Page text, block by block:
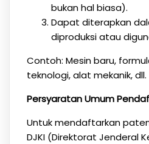
bukan hal biasa).
Dapat diterapkan
diproduksi atau
Contoh: Mesin baru,
teknologi, alat mekanik, dll.
Persyaratan Umum
Untuk mendaftarkan
DJKI (Direktorat Jenderal